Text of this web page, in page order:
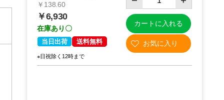
￥138.60
￥6,930
在庫あり〇
当日出荷 送料無料
※日祝除く12時まで
カートに入れる